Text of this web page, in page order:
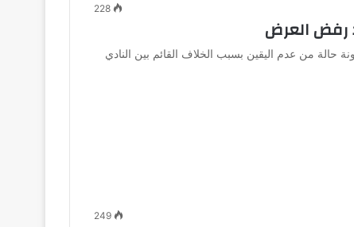
228
رفض العرض
من عدم اليقين بسبب الخلاف القائم بين النادي
249